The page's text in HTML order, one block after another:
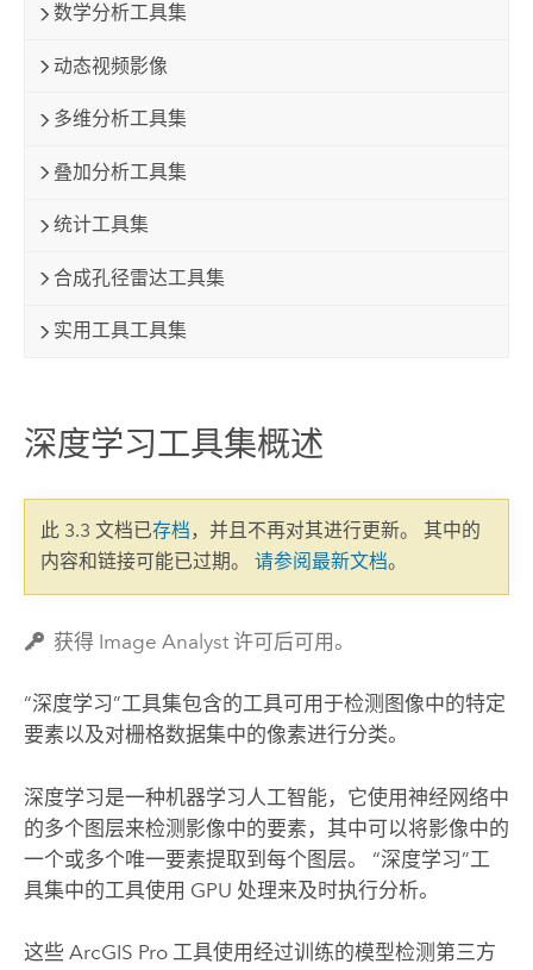
数学分析工具集
动态视频影像
多维分析工具集
叠加分析工具集
统计工具集
合成孔径雷达工具集
实用工具工具集
深度学习工具集概述
此 3.3 文档已存档，并且不再对其进行更新。 其中的
内容和链接可能已过期。 请参阅最新文档。
获得 Image Analyst 许可后可用。
“深度学习”工具集包含的工具可用于检测图像中的特定
要素以及对栅格数据集中的像素进行分类。
深度学习是一种机器学习人工智能，它使用神经网络中
的多个图层来检测影像中的要素，其中可以将影像中的
一个或多个唯一要素提取到每个图层。 “深度学习”工
具集中的工具使用 GPU 处理来及时执行分析。
这些 ArcGIS Pro工具使用经过训练的模型检测第三方